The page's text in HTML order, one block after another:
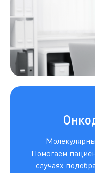
Помогаем
случаях